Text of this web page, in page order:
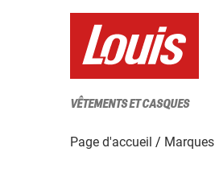
VÊTEMENTS ET CASQUES
Page d'accueil Marques